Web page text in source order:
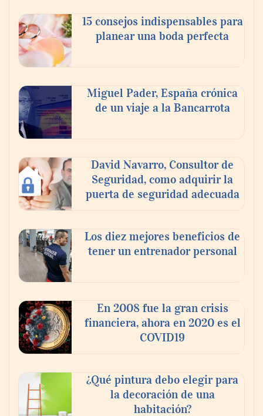
mundo elige para reunirse: 7 de cada 10 la
escogen
compromiso para el eclipse solar del 12 de
agosto
‘El ransomware se puede vencer. No
Ricardo Palacio Escobar
15 consejos indispensables para
planear una boda perfecta
Miguel Pader, España crónica
de un viaje a la Bancarrota
David Navarro, Consultor de
Seguridad, como adquirir la
puerta de seguridad adecuada
Los diez mejores beneficios de
tener un entrenador personal
En 2008 fue la gran crisis
financiera, ahora en 2020 es el
COVID19
¿Qué pintura debo elegir para
la decoración de una
habitación?